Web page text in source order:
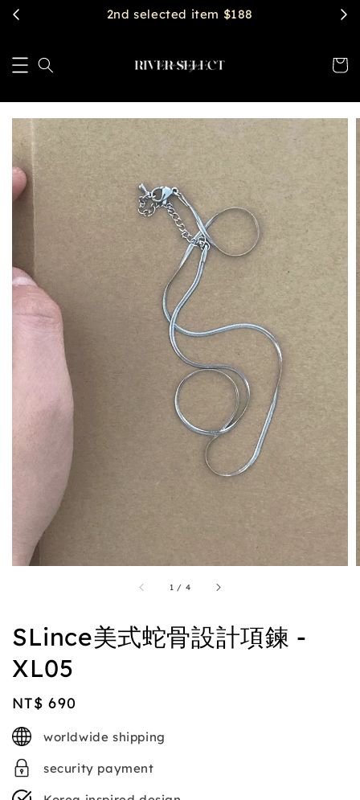
2nd selected item $188
1 / 4
SLince美式蛇骨設計項鍊 -
XL05
Regular
price
NT$ 690
worldwide shipping
security payment